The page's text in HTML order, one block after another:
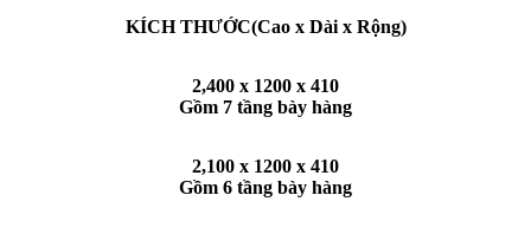
KÍCH THƯỚC(Cao x Dài x Rộng)
2,400 x 1200 x 410
Gồm 7 tầng bày hàng
2,100 x 1200 x 410
Gồm 6 tầng bày hàng